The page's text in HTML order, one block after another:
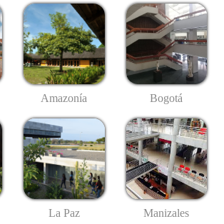
Amazonía Bogotá
La Paz Manizales